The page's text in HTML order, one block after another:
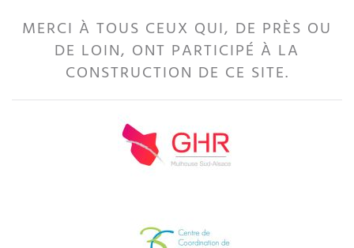
MERCI À TOUS CEUX QUI, DE PRÈS OU
DE LOIN, ONT PARTICIPÉ À LA
CONSTRUCTION DE CE SITE.